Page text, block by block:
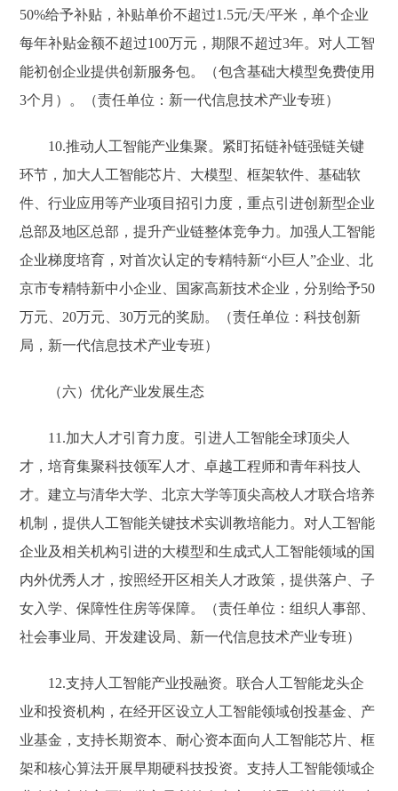
50%给予补贴，补贴单价不超过1.5元/天/平米，单个企业
每年补贴金额不超过100万元，期限不超过3年。对人工智
能初创企业提供创新服务包。（包含基础大模型免费使用
3个月）。（责任单位：新一代信息技术产业专班）
10.推动人工智能产业集聚。紧盯拓链补链强链关键
环节，加大人工智能芯片、大模型、框架软件、基础软
件、行业应用等产业项目招引力度，重点引进创新型企业
总部及地区总部，提升产业链整体竞争力。加强人工智能
企业梯度培育，对首次认定的专精特新“小巨人”企业、北
京市专精特新中小企业、国家高新技术企业，分别给予50
万元、20万元、30万元的奖励。（责任单位：科技创新
局，新一代信息技术产业专班）
（六）优化产业发展生态
11.加大人才引育力度。引进人工智能全球顶尖人
才，培育集聚科技领军人才、卓越工程师和青年科技人
才。建立与清华大学、北京大学等顶尖高校人才联合培养
机制，提供人工智能关键技术实训教培能力。对人工智能
企业及相关机构引进的大模型和生成式人工智能领域的国
内外优秀人才，按照经开区相关人才政策，提供落户、子
女入学、保障性住房等保障。（责任单位：组织人事部、
社会事业局、开发建设局、新一代信息技术产业专班）
12.支持人工智能产业投融资。联合人工智能龙头企
业和投资机构，在经开区设立人工智能领域创投基金、产
业基金，支持长期资本、耐心资本面向人工智能芯片、框
架和核心算法开展早期硬科技投资。支持人工智能领域企